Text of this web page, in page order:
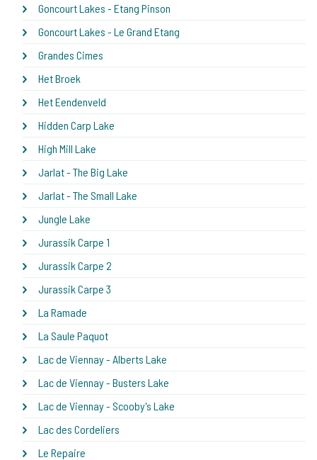
Goncourt Lakes - Etang Pinson
Goncourt Lakes - Le Grand Etang
Grandes Cimes
Het Broek
Het Eendenveld
Hidden Carp Lake
High Mill Lake
Jarlat - The Big Lake
Jarlat - The Small Lake
Jungle Lake
Jurassik Carpe 1
Jurassik Carpe 2
Jurassik Carpe 3
La Ramade
La Saule Paquot
Lac de Viennay - Alberts Lake
Lac de Viennay - Busters Lake
Lac de Viennay - Scooby's Lake
Lac des Cordeliers
Le Repaire